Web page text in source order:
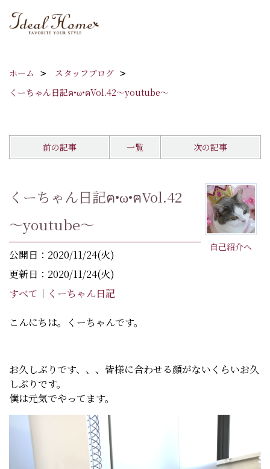
ホーム
スタッフブログ
くーちゃん日記ฅ•ω•ฅVol.42～youtube～
前の記事 一覧 次の記事
自己紹介へ
くーちゃん日記ฅ•ω•ฅVol.42
～youtube～
公開日：2020/11/24(火)
更新日：2020/11/24(火)
すべて ｜ くーちゃん日記
こんにちは。くーちゃんです。
お久しぶりです、、、皆様に合わせる顔がないくらいお久
しぶりです。
僕は元気でやってます。